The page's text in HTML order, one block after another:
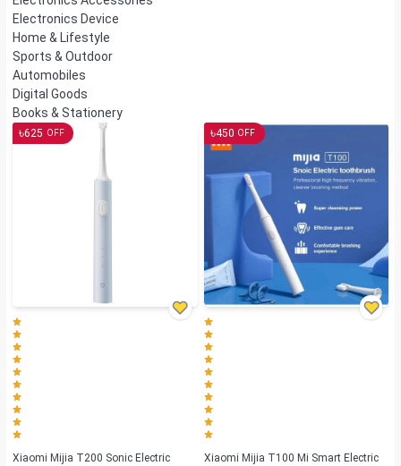
Electronics Device
Home & Lifestyle
Sports & Outdoor
Automobiles
Digital Goods
Books & Stationery
৳625 OFF
Xiaomi Mijia T200 Sonic Electric
৳450 OFF
Xiaomi Mijia T100 Mi Smart Electric